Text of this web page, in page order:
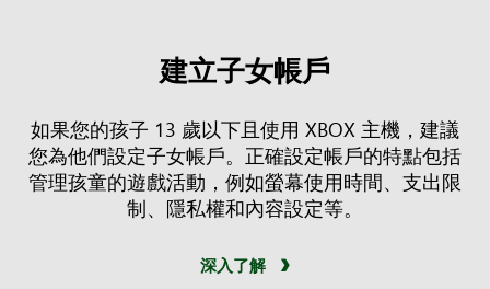
建立子女帳戶
如果您的孩子 13 歲以下且使用 XBOX 主機，建議
您為他們設定子女帳戶。正確設定帳戶的特點包括
管理孩童的遊戲活動，例如螢幕使用時間、支出限
制、隱私權和內容設定等。
深入了解